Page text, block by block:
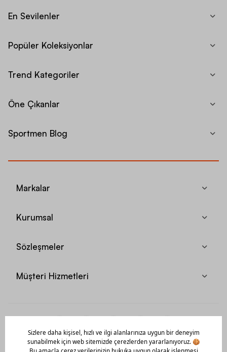
En Sevilenler
Popüler Koleksiyonlar
Trend Kategoriler
Öne Çıkanlar
Sportmen Blog
Markalar
Kurumsal
Sözleşmeler
Müşteri Hizmetleri